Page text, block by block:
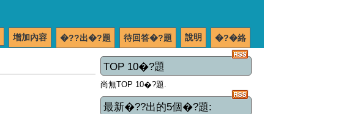
�?�絡
說明
待回答�?題
�??出�?題
增加內容
TOP 10�?題
尚無TOP 10�?題.
最新�??出的5個�?題: